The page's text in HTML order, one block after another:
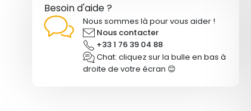
Besoin d'aide ?
Nous sommes là pour vous aider !
Nous contacter
+33 1 76 39 04 88
Chat: cliquez sur la bulle en bas à
droite de votre écran 😊